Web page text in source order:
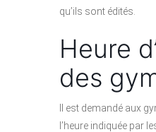
qu’ils sont édités.
Heure
des
Il est demandé aux
l’heure indiquée par